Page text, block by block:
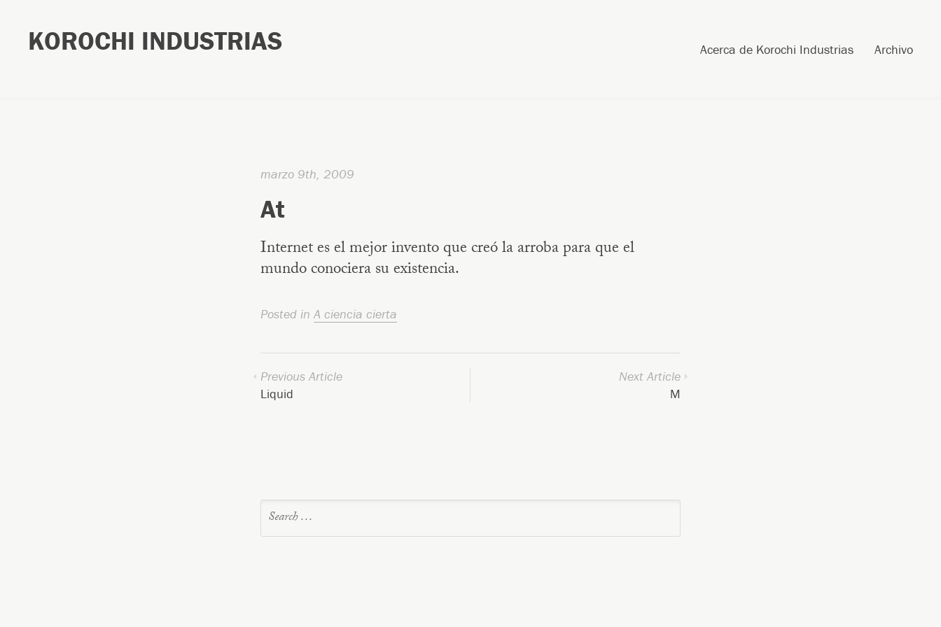
KOROCHI INDUSTRIAS Acerca de Korochi Industrias Archivo
marzo 9th, 2009
At
Internet es el mejor invento que creó la arroba para que el
mundo conociera su existencia.
Posted in A ciencia cierta
Previous Article
Liquid
Next Article
M